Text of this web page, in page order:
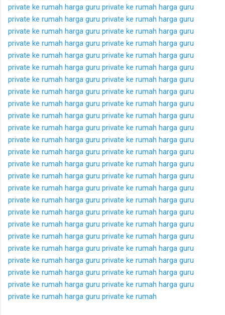
private ke rumah harga guru private ke rumah harga guru
private ke rumah harga guru private ke rumah harga guru
private ke rumah harga guru private ke rumah harga guru
private ke rumah harga guru private ke rumah harga guru
private ke rumah harga guru private ke rumah harga guru
private ke rumah harga guru private ke rumah harga guru
private ke rumah harga guru private ke rumah harga guru
private ke rumah harga guru private ke rumah harga guru
private ke rumah harga guru private ke rumah harga guru
private ke rumah harga guru private ke rumah harga guru
private ke rumah harga guru private ke rumah harga guru
private ke rumah harga guru private ke rumah harga guru
private ke rumah harga guru private ke rumah harga guru
private ke rumah harga guru private ke rumah harga guru
private ke rumah harga guru private ke rumah harga guru
private ke rumah harga guru private ke rumah harga guru
private ke rumah harga guru private ke rumah harga guru
private ke rumah harga guru private ke rumah harga guru
private ke rumah harga guru private ke rumah harga guru
private ke rumah harga guru private ke rumah harga guru
private ke rumah harga guru private ke rumah harga guru
private ke rumah harga guru private ke rumah harga guru
private ke rumah harga guru private ke rumah harga guru
private ke rumah harga guru private ke rumah harga guru
private ke rumah harga guru private ke rumah